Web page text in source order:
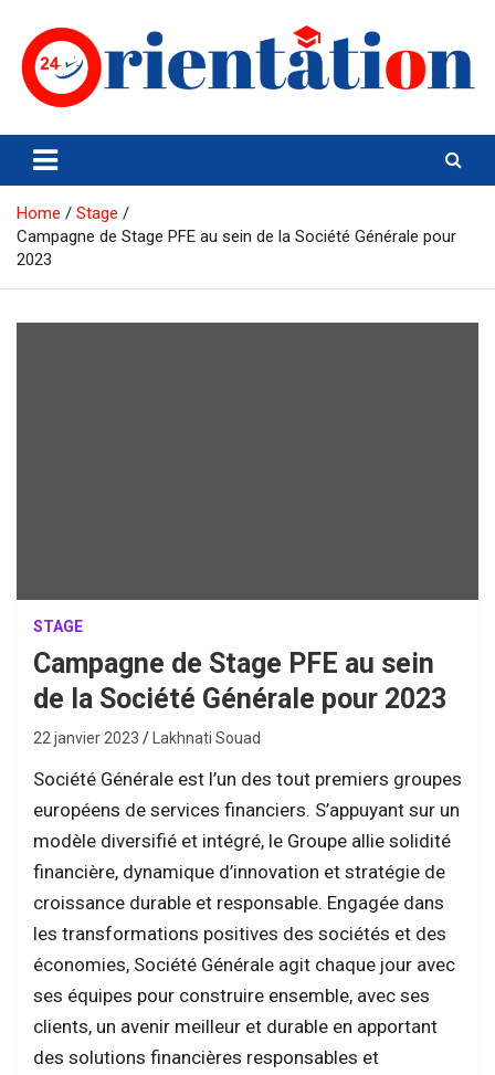
content
Orientation24
Emploi et Orientation au Maroc
Home
Stage
Campagne de Stage PFE au sein de la Société Générale pour
2023
STAGE
Campagne de Stage PFE au sein
de la Société Générale pour 2023
22 janvier 2023 Lakhnati Souad
Société Générale est l’un des tout premiers groupes
européens de services financiers. S’appuyant sur un
modèle diversifié et intégré, le Groupe allie solidité
financière, dynamique d’innovation et stratégie de
croissance durable et responsable. Engagée dans
les transformations positives des sociétés et des
économies, Société Générale agit chaque jour avec
ses équipes pour construire ensemble, avec ses
clients, un avenir meilleur et durable en apportant
des solutions financières responsables et